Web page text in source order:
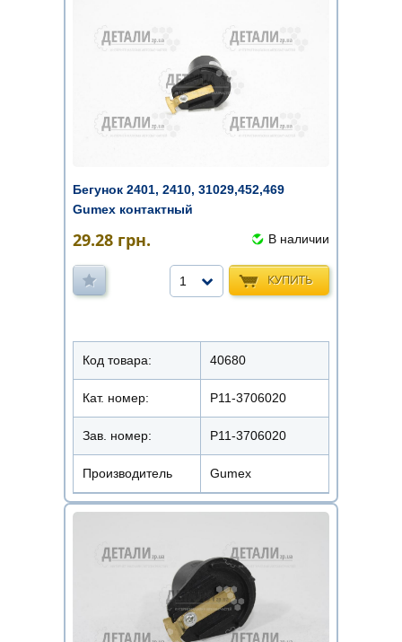
Бегунок 2401, 2410, 31029,452,469
Gumex контактный
29.28 грн. В наличии
КУПИТЬ
1
Код товара: 40680
Кат. номер: Р11-3706020
Зав. номер: P11-3706020
Производитель Gumex